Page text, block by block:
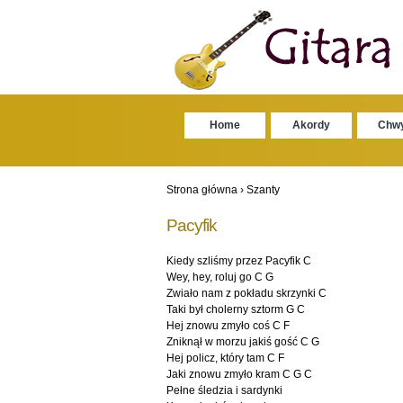
Home Akordy
Strona główna› Szanty
Pacyfik
Kiedy szliśmy przez Pacyfik C
Wey, hey, roluj go C G
Zwiało nam z pokładu skrzynki C
Taki był cholerny sztorm G C
Hej znowu zmyło coś C F
Zniknął w morzu jakiś gość C G
Hej policz, który tam C F
Jaki znowu zmyło kram C G C
Pełne śledzia i sardynki